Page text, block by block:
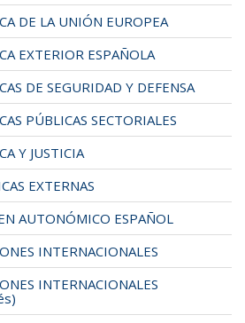
DE LA UNIÓN EUROPEA
EXTERIOR ESPAÑOLA
DE SEGURIDAD Y DEFENSA
PÚBLICAS SECTORIALES
Y JUSTICIA
EXTERNAS
AUTONÓMICO ESPAÑOL
INTERNACIONALES
INTERNACIONALES